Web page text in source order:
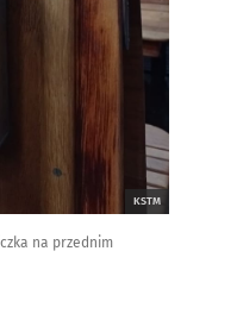
KSTM
na przednim